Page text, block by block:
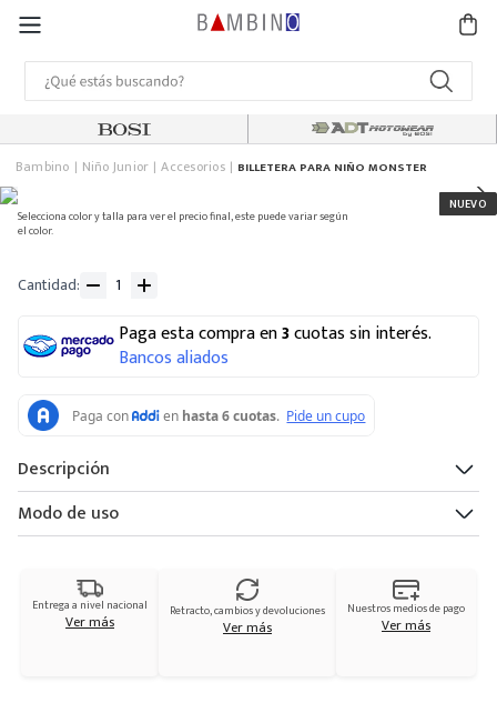
Bambino Niño Junior Accesorios BILLETERA PARA NIÑO MONSTER
Selecciona color y talla para ver el precio final, este puede variar según
el color.
Cantidad
Paga esta compra en3cuotas sin interés.
Bancos aliados
Descripción
Modo de uso
Entrega a nivel nacional
Ver más Retracto, cambios y devoluciones
Ver más
Nuestros medios de pago
Ver más